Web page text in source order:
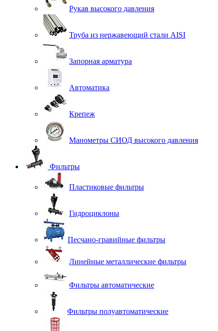
Рукав высокого давления
Труба из нержавеющий стали AISI
Запорная арматура
Автоматика
Крепеж
Манометры СИОД высокого давления
Фильтры
Пластиковые фильтры
Гидроциклоны
Песчано-гравийные фильтры
Линейные металлические фильтры
Фильтры автоматические
Фильтры полуавтоматические